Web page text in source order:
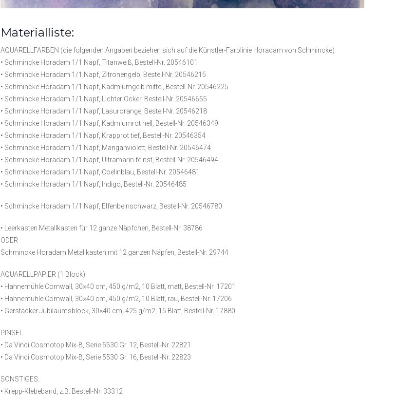
Materialliste:
AQUARELLFARBEN (die folgenden Angaben beziehen sich auf die Künstler-Farblinie Horadam von Schmincke)
• Schmincke Horadam 1/1 Napf, Titanweiß, Bestell-Nr. 20546101
• Schmincke Horadam 1/1 Napf, Zitronengelb, Bestell-Nr. 20546215
• Schmincke Horadam 1/1 Napf, Kadmiumgelb mittel, Bestell-Nr. 20546225
• Schmincke Horadam 1/1 Napf, Lichter Ocker, Bestell-Nr. 20546655
• Schmincke Horadam 1/1 Napf, Lasurorange, Bestell-Nr. 20546218
• Schmincke Horadam 1/1 Napf, Kadmiumrot hell, Bestell-Nr. 20546349
• Schmincke Horadam 1/1 Napf, Krapprot tief, Bestell-Nr. 20546354
• Schmincke Horadam 1/1 Napf, Manganviolett, Bestell-Nr. 20546474
• Schmincke Horadam 1/1 Napf, Ultramarin feinst, Bestell-Nr. 20546494
• Schmincke Horadam 1/1 Napf, Coelinblau, Bestell-Nr. 20546481
• Schmincke Horadam 1/1 Napf, Indigo, Bestell-Nr. 20546485
• Schmincke Horadam 1/1 Napf, Elfenbeinschwarz, Bestell-Nr. 20546780
• Leerkasten Metallkasten für 12 ganze Näpfchen, Bestell-Nr. 38786
ODER
Schmincke Horadam Metallkasten mit 12 ganzen Näpfen, Bestell-Nr. 29744
AQUARELLPAPIER (1 Block)
• Hahnemühle Cornwall, 30×40 cm, 450 g/m2, 10 Blatt, matt, Bestell-Nr. 17201
• Hahnemühle Cornwall, 30×40 cm, 450 g/m2, 10 Blatt, rau, Bestell-Nr. 17206
• Gerstäcker Jubiläumsblock, 30×40 cm, 425 g/m2, 15 Blatt, Bestell-Nr. 17880
PINSEL
• Da Vinci Cosmotop Mix-B, Serie 5530 Gr. 12, Bestell-Nr. 22821
• Da Vinci Cosmotop Mix-B, Serie 5530 Gr. 16, Bestell-Nr. 22823
SONSTIGES:
• Krepp-Klebeband, z.B. Bestell-Nr. 33312